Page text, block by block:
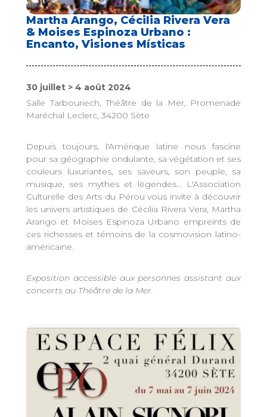
Martha Arango, Cécilia Rivera Vera
& Moises Espinoza Urbano :
Encanto, Visiones Místicas
30 juillet > 4 août 2024
Salle Tarbouriech, Théâtre de la Mer, Promenade
Maréchal Leclerc, 34200 Sète
Depuis toujours, l'Amérique latine nous fascine
pour sa géographie ondulante, sa végétation et ses
couleurs luxuriantes, ses saveurs, son peuple, sa
musique, ses mythes et légendes... L'Association
Culturelle des Arts du Pérou vous invite à découvrir
les univers artistiques de Cécilia Rivera Vera, Martha
Arango et Moises Espinoza Urbano empreints de
ces richesses et témoins de la cosmovision latino-
américaine.
Exposition accessible aux personnes assistant aux
concerts au Théâtre de la Mer.